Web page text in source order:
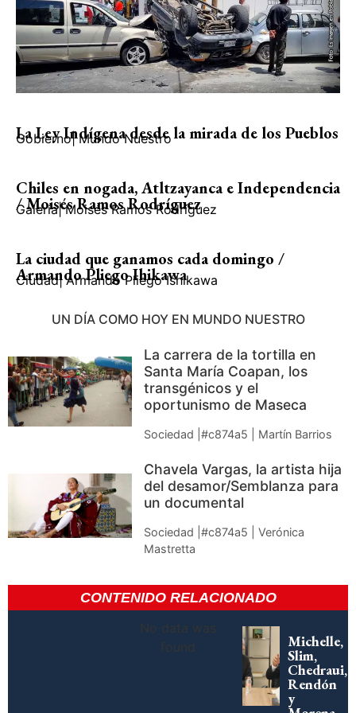
La Ley Indígena desde la mirada de los Pueblos
Gobierno| Mundo Nuestro
Chiles en nogada, Atltzayanca e Independencia
/ Moisés Ramos Rodríguez
Galería| Moisés Ramos Rodríguez
La ciudad que ganamos cada domingo /
Armando Pliego Ihikawa
Ciudad| Armando Pliego Ishikawa
UN DÍA COMO HOY EN MUNDO NUESTRO
La carrera de la tortilla en
Santa María Coapan, los
transgénicos y el
oportunismo de Maseca
Sociedad |#c874a5 | Martín Barrios
Chavela Vargas, la artista hija
del desamor/Semblanza para
un documental
Sociedad |#c874a5 | Verónica
Mastretta
CONTENIDO RELACIONADO
No data was
found
Michelle,
Slim,
Chedraui,
Rendón
y